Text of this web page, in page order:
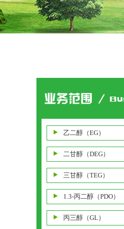
乙二醇（EG）
二甘醇（DEG）
三甘醇（TEG）
1.3-丙二醇（PDO）
丙三醇（GL）